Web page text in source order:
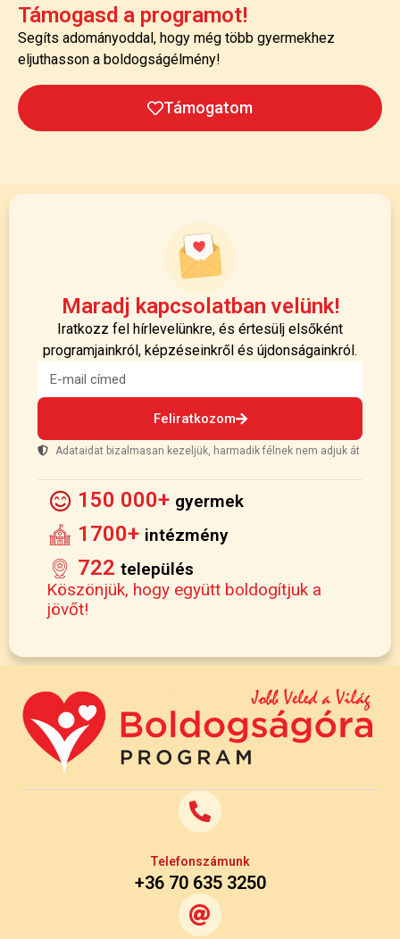
Támogasd a programot!
Segíts adományoddal, hogy még több gyermekhez
eljuthasson a boldogságélmény!
Támogatom
Maradj kapcsolatban velünk!
Iratkozz fel hírlevelünkre, és értesülj elsőként
programjainkról, képzéseinkről és újdonságainkról.
Feliratkozom
Adataidat bizalmasan kezeljük, harmadik félnek nem adjuk át
150 000+ gyermek
1700+ intézmény
722 település
Köszönjük, hogy együtt boldogítjuk a
jövőt!
Telefonszámunk
+36 70 635 3250